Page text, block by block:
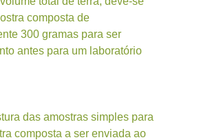
composta de
300 gramas para ser
antes para um laboratório
das amostras simples para
composta a ser enviada ao